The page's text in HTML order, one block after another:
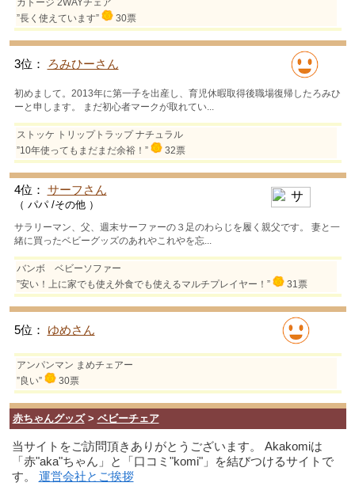
カトージ 2WAYチェア
”長く使えています”
30票
3位： ろみひーさん
初めまして。2013年に第一子を出産し、育児休暇取得後職場復帰したろみひ
ーと申します。 まだ初心者マークが取れてい...
ストッケ トリップトラップ ナチュラル
”10年使ってもまだまだ余裕！”
32票
4位： サーフさん
（ パパ /その他 ）
サラリーマン、父、週末サーファーの３足のわらじを履く親父です。 妻と一
緒に買ったベビーグッズのあれやこれやを忘...
バンボ ベビーソファー
”安い！上に家でも使え外食でも使えるマルチプレイヤー！”
31票
5位： ゆめさん
アンパンマン まめチェアー
”良い”
30票
赤ちゃんグッズ> ベビーチェア
当サイトをご訪問頂きありがとうございます。 Akakomiは
「赤"aka"ちゃん」と「口コミ"komi"」を結びつけるサイトで
す。 運営会社とご挨拶